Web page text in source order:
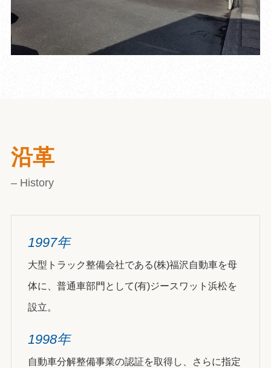
沿革
– History
1997年
大型トラック整備会社である(株)福沢自動車を母
体に、普通車部門として(有)ジースワット浜松を
設立。
1998年
自動車分解整備事業の認証を取得し、さらに指定